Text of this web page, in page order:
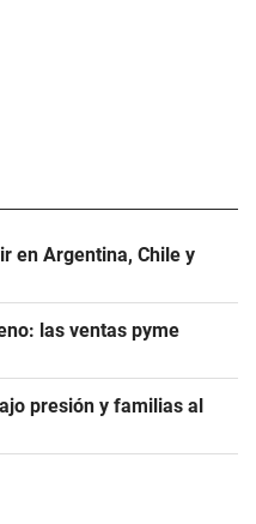
en Argentina, Chile y
las ventas pyme
presión y familias al